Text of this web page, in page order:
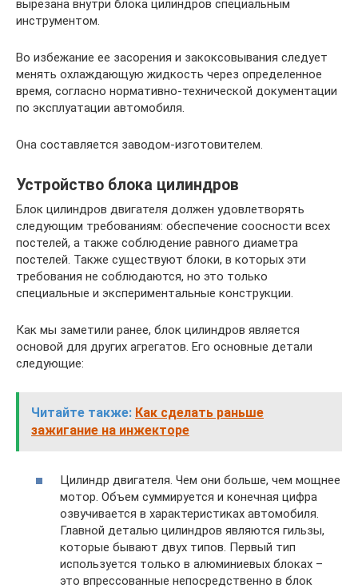
вырезана внутри блока цилиндров специальным
инструментом.
Во избежание ее засорения и закоксовывания следует
менять охлаждающую жидкость через определенное
время, согласно нормативно-технической документации
по эксплуатации автомобиля.
Она составляется заводом-изготовителем.
Устройство блока цилиндров
Блок цилиндров двигателя должен удовлетворять
следующим требованиям: обеспечение соосности всех
постелей, а также соблюдение равного диаметра
постелей. Также существуют блоки, в которых эти
требования не соблюдаются, но это только
специальные и экспериментальные конструкции.
Как мы заметили ранее, блок цилиндров является
основой для других агрегатов. Его основные детали
следующие:
Читайте также: Как сделать раньше
зажигание на инжекторе
Цилиндр двигателя. Чем они больше, чем мощнее
мотор. Объем суммируется и конечная цифра
озвучивается в характеристиках автомобиля.
Главной деталью цилиндров являются гильзы,
которые бывают двух типов. Первый тип
используется только в алюминиевых блоках –
это впрессованные непосредственно в блок